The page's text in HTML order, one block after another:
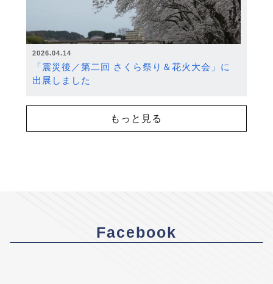
2026.04.14
「震災後／第二回 さくら祭り＆花火大会」に
出展しました
もっと見る
Facebook